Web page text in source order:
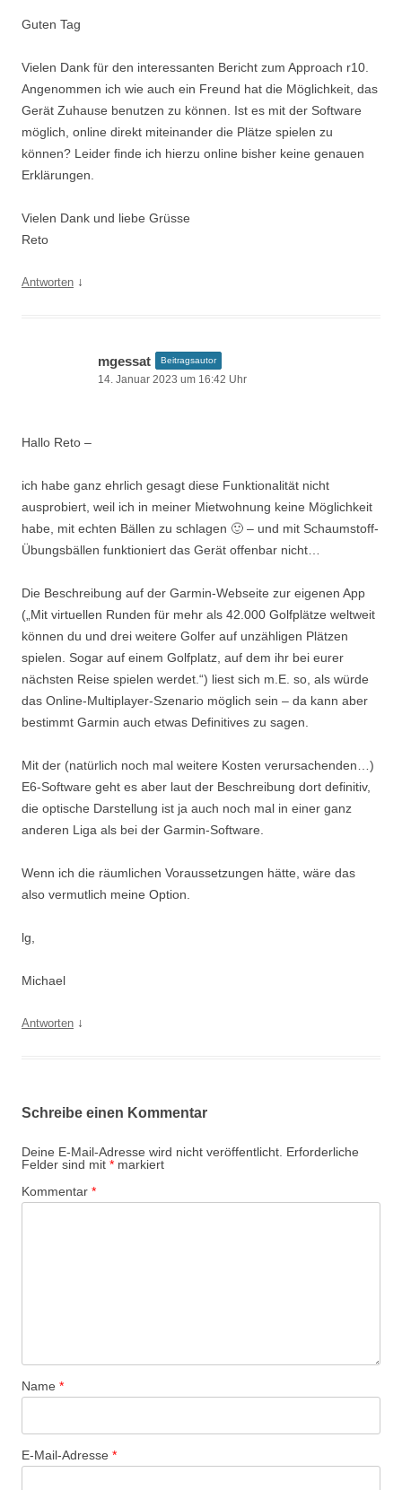
Guten Tag
Vielen Dank für den interessanten Bericht zum Approach r10.
Angenommen ich wie auch ein Freund hat die Möglichkeit, das
Gerät Zuhause benutzen zu können. Ist es mit der Software
möglich, online direkt miteinander die Plätze spielen zu
können? Leider finde ich hierzu online bisher keine genauen
Erklärungen.
Vielen Dank und liebe Grüsse
Reto
Antworten ↓
mgessat Beitragsautor
14. Januar 2023 um 16:42 Uhr
Hallo Reto –
ich habe ganz ehrlich gesagt diese Funktionalität nicht
ausprobiert, weil ich in meiner Mietwohnung keine Möglichkeit
habe, mit echten Bällen zu schlagen 🙂 – und mit Schaumstoff-
Übungsbällen funktioniert das Gerät offenbar nicht…
Die Beschreibung auf der Garmin-Webseite zur eigenen App
(„Mit virtuellen Runden für mehr als 42.000 Golfplätze weltweit
können du und drei weitere Golfer auf unzähligen Plätzen
spielen. Sogar auf einem Golfplatz, auf dem ihr bei eurer
nächsten Reise spielen werdet.“) liest sich m.E. so, als würde
das Online-Multiplayer-Szenario möglich sein – da kann aber
bestimmt Garmin auch etwas Definitives zu sagen.
Mit der (natürlich noch mal weitere Kosten verursachenden…)
E6-Software geht es aber laut der Beschreibung dort definitiv,
die optische Darstellung ist ja auch noch mal in einer ganz
anderen Liga als bei der Garmin-Software.
Wenn ich die räumlichen Voraussetzungen hätte, wäre das
also vermutlich meine Option.
lg,
Michael
Antworten ↓
Schreibe einen Kommentar
Deine E-Mail-Adresse wird nicht veröffentlicht. Erforderliche
Felder sind mit * markiert
Kommentar *
Name *
E-Mail-Adresse *